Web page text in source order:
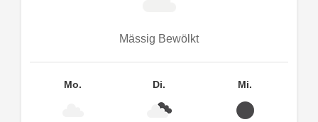
Mässig Bewölkt
Mo. Di. Mi.